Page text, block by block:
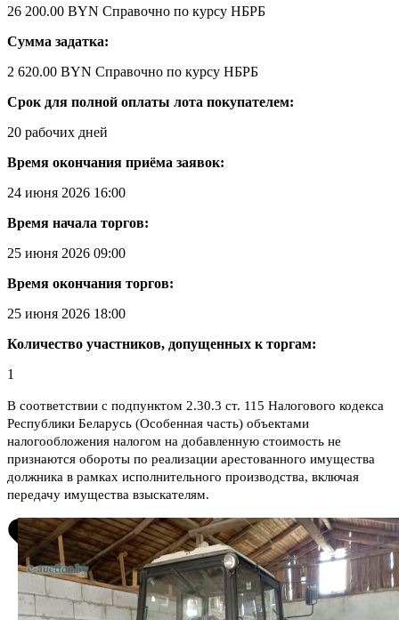
26 200.00 BYN Справочно по курсу НБРБ
Сумма задатка:
2 620.00 BYN Справочно по курсу НБРБ
Срок для полной оплаты лота покупателем:
20 рабочих дней
Время окончания приёма заявок:
24 июня 2026 16:00
Время начала торгов:
25 июня 2026 09:00
Время окончания торгов:
25 июня 2026 18:00
Количество участников, допущенных к торгам:
1
В соответствии с подпунктом 2.30.3 ст. 115 Налогового кодекса
Республики Беларусь (Особенная часть) объектами
налогообложения налогом на добавленную стоимость не
признаются обороты по реализации арестованного имущества
должника в рамках исполнительного производства, включая
передачу имущества взыскателям.